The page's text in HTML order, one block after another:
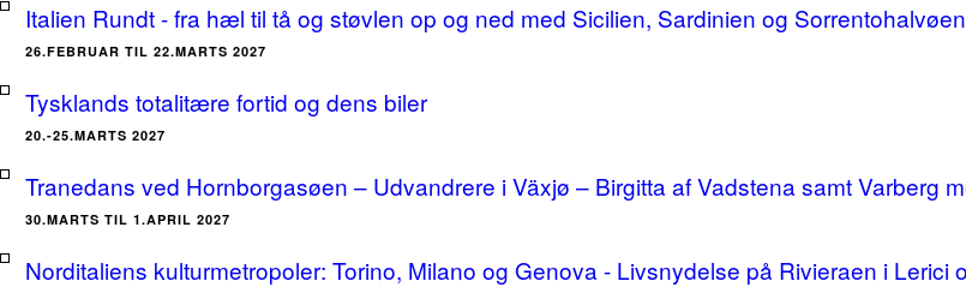
Italien Rundt - fra hæl til tå og støvlen op og ned med Sicilien, Sardinien og
26.FEBRUAR TIL 22.MARTS 2027
Tysklands totalitære fortid og dens biler
20.-25.MARTS 2027
Tranedans ved Hornborgasøen – Udvandrere i Växjø – Birgitta af Vadstena samt Varberg
30.MARTS TIL 1.APRIL 2027
Norditaliens kulturmetropoler: Torino, Milano og Genova - Livsnydelse på Rivieraen i Lerici